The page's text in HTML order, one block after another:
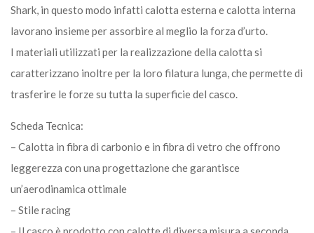
Shark, in questo modo infatti calotta esterna e calotta interna
lavorano insieme per assorbire al meglio la forza d’urto.
I materiali utilizzati per la realizzazione della calotta si
caratterizzano inoltre per la loro filatura lunga, che permette di
trasferire le forze su tutta la superficie del casco.
Scheda Tecnica:
– Calotta in fibra di carbonio e in fibra di vetro che offrono
leggerezza con una progettazione che garantisce
un’aerodinamica ottimale
– Stile racing